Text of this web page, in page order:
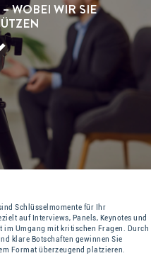
WOBEI WIR SIE
Schlüsselmomente für Ihr
auf Interviews, Panels, Keynotes und
im Umgang mit kritischen Fragen. Durch
klare Botschaften gewinnen Sie
Format überzeugend platzieren.